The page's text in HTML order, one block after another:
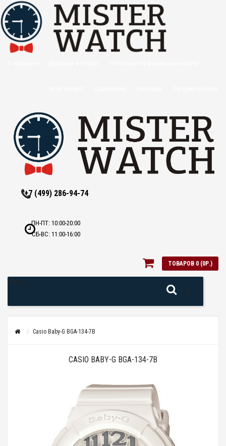
+7 (499) 286-94-74
ПН-ПТ: 10:00-20:00
СБ-ВС: 11:00-16:00
ТОВАРОВ 0 (0Р.)
Casio Baby-G BGA-134-7B
CASIO BABY-G BGA-134-7B